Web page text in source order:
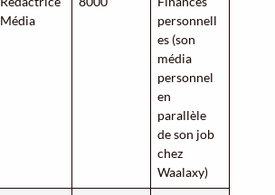
Média
personnell
es (son
média
personnel
en
parallèle
de son job
chez
Waalaxy)